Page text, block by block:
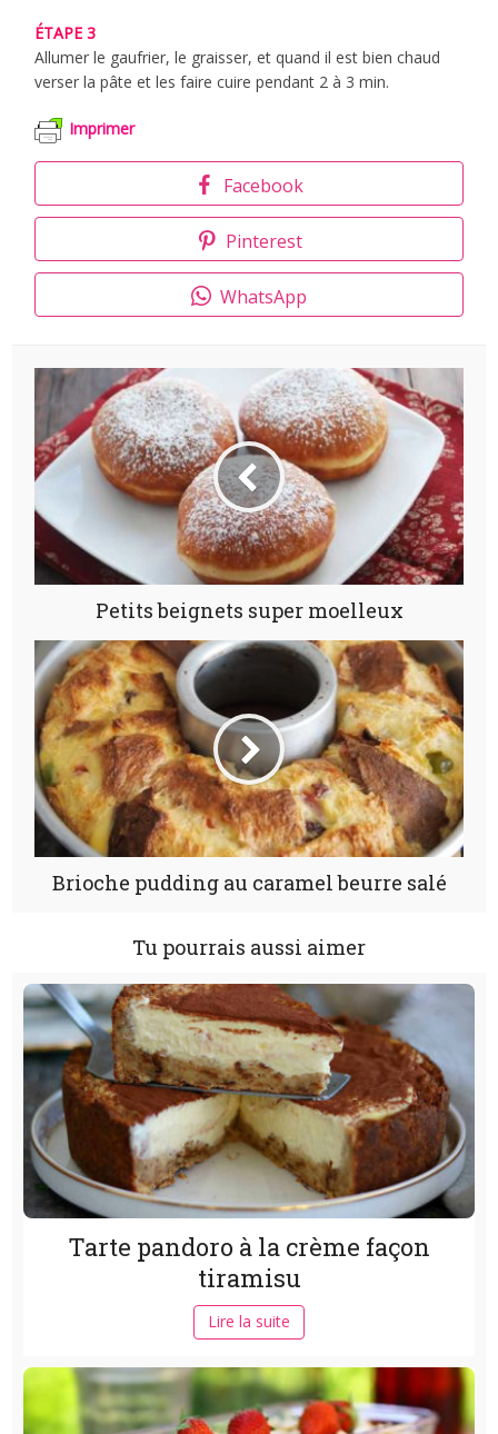
ÉTAPE 3
Allumer le gaufrier, le graisser, et quand il est bien chaud
verser la pâte et les faire cuire pendant 2 à 3 min.
Imprimer
Facebook
Pinterest
WhatsApp
Petits beignets super moelleux
Brioche pudding au caramel beurre salé
Tu pourrais aussi aimer
Tarte pandoro à la crème façon
tiramisu
Lire la suite